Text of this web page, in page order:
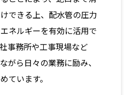
できる上、配水管の圧力
ネルギーを有効に活用で
事務所や工事現場など
がら日々の業務に励み、
ています。